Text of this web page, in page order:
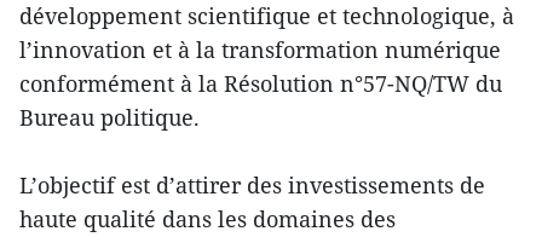
développement scientifique et technologique, à
l’innovation et à la transformation numérique
conformément à la Résolution n°57-NQ/TW du
Bureau politique.
L’objectif est d’attirer des investissements de
haute qualité dans les domaines des